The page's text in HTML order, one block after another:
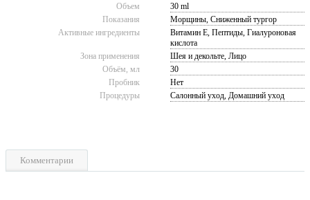
Объем
30 ml
Показания
Морщины, Сниженный тургор
Активные ингредиенты
Витамин Е, Пептиды, Гиалуроновая
кислота
Зона применения
Шея и декольте, Лицо
Объём, мл
30
Пробник
Нет
Процедуры
Салонный уход, Домашний уход
Комментарии